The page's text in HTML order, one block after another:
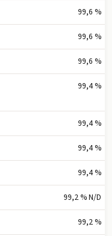
99,6 %
99,6 %
99,6 %
99,4 %
99,4 %
99,4 %
99,4 %
99,2 % N/D
99,2 %